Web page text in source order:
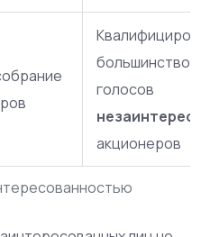
голосов
акционеров